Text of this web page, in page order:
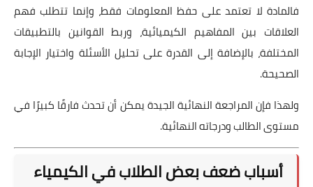
فالمادة لا تعتمد على حفظ المعلومات فقط، وإنما تتطلب فهم
العلاقات بين المفاهيم الكيميائية، وربط القوانين بالتطبيقات
المختلفة، بالإضافة إلى القدرة على تحليل الأسئلة واختيار الإجابة
الصحيحة.
ولهذا فإن المراجعة النهائية الجيدة يمكن أن تحدث فارقًا كبيرًا في
مستوى الطالب ودرجاته النهائية.
أسباب ضعف بعض الطلاب في الكيمياء